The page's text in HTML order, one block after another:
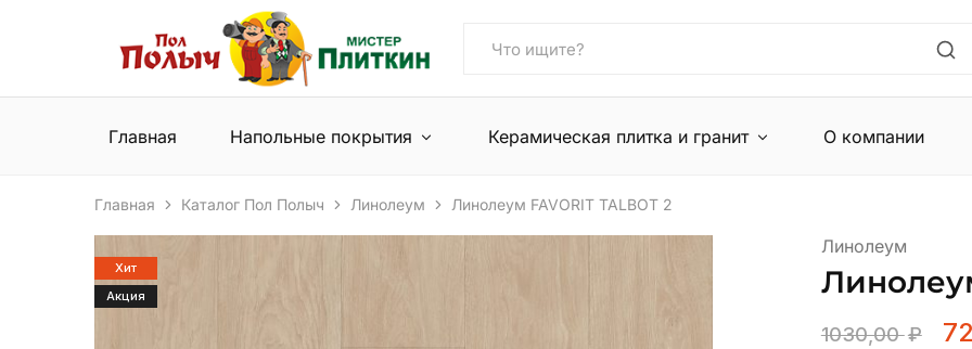
Пол
Полыч
Плиткин
Сеть
магазинов
и
керамической
Главная Напольные покрытия Керамическая плитка и гранит О компании
Главная Каталог Пол Полыч Линолеум Линолеум FAVORIT TALBOT 2
Хит
Акция
Линолеум
1030,00₽